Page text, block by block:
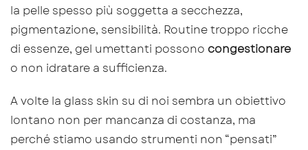
la pelle spesso più soggetta a secchezza,
pigmentazione, sensibilità. Routine troppo ricche
di essenze, gel umettanti possono congestionare
o non idratare a sufficienza.
A volte la glass skin su di noi sembra un obiettivo
lontano non per mancanza di costanza, ma
perché stiamo usando strumenti non “pensati”